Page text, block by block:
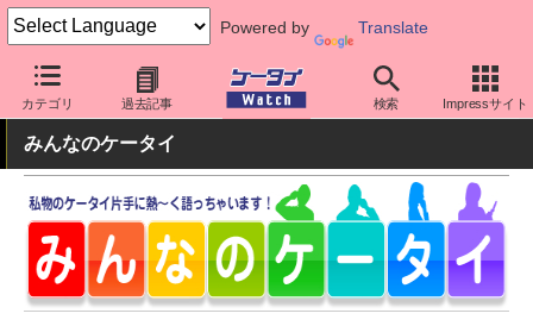
Powered by Translate
カテゴリ 過去記事 検索 Impressサイト
ケータイ Watch 格安スマホ/格安SIM 格安SIM/MVNO MNP
みんなのケータイ